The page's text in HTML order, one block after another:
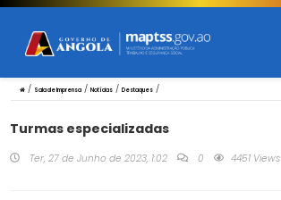
/ Sala de Imprensa/ Notícias/ Destaques/
Turmas especializadas
Ter, 27 de Junho de 2023, 1:02 0 4451 Views